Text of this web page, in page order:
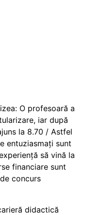
O profesoară a
iar după
la 8.70 / Astfel
entuziasmați sunt
să vină la
financiare sunt
concurs
didactică